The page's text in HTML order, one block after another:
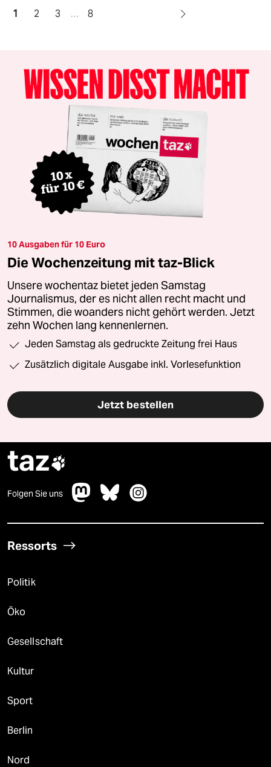
1 2 3 … 8
10 Ausgaben für 10 Euro
Die Wochenzeitung mit taz-Blick
Unsere wochentaz bietet jeden Samstag
Journalismus, der es nicht allen recht macht und
Stimmen, die woanders nicht gehört werden. Jetzt
zehn Wochen lang kennenlernen.
Jeden Samstag als gedruckte Zeitung frei Haus
Zusätzlich digitale Ausgabe inkl. Vorlesefunktion
Jetzt bestellen
taz
Folgen Sie uns
Ressorts
Politik
Öko
Gesellschaft
Kultur
Sport
Berlin
Nord